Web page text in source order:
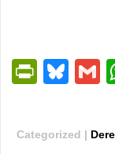
Categorized |